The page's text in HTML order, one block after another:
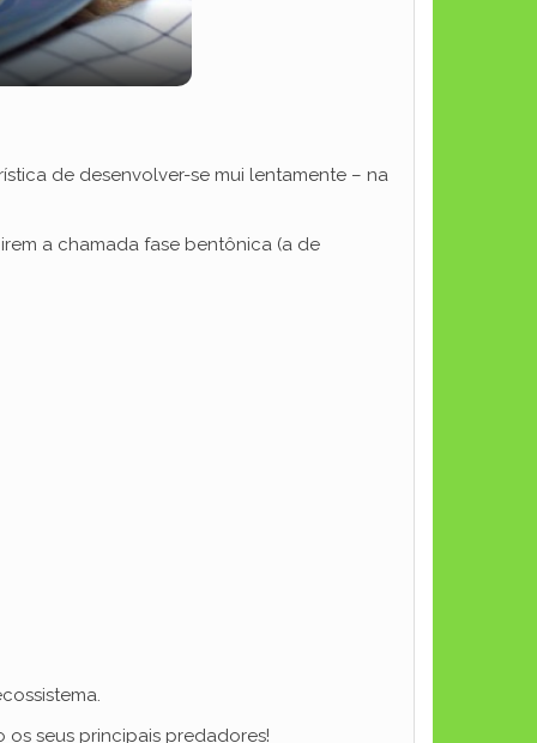
de desenvolver-se mui lentamente – na
a chamada fase bentônica (a de
os seus principais predadores!